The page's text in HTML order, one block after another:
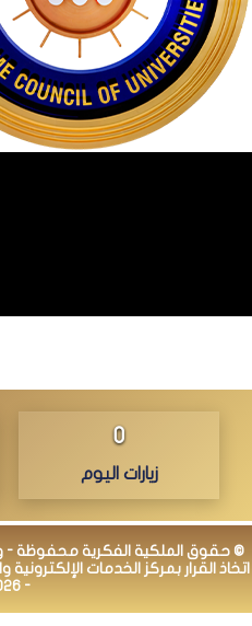
0
زيارات اليوم
© حقوق الملكية الفكرية محفوظة -
اتخاذ القرار بمركز الخدمات
- 2026